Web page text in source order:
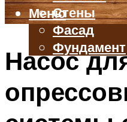
Стены
Фасад
Фундамент
БАЛКОН И ЛОДЖИЯ
ВЕНТИЛЯЦИЯ
ТРУБЫ
Меню
Насос